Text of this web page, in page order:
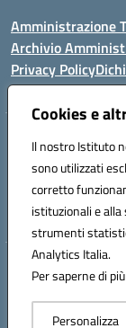
Cookies e
Il nostro Istituto
sono utilizzati
corretto
istituzionali e
strumenti
Analytics Italia.
Per saperne di
Personalizza
Amministrazione
Archivio
Privacy Policy
Istituto Comprensivo
Via Cupa
Tel. +39
Email: